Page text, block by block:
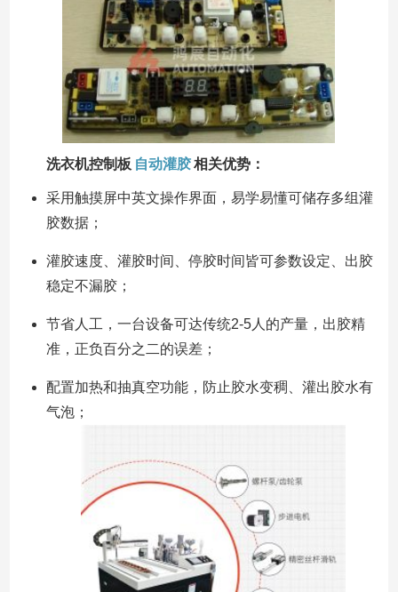
洗衣机控制板 自动灌胶相关优势：
采用触摸屏中英文操作界面，易学易懂可储存多组灌
胶数据；
灌胶速度、灌胶时间、停胶时间皆可参数设定、出胶
稳定不漏胶；
节省人工，一台设备可达传统2-5人的产量，出胶精
准，正负百分之二的误差；
配置加热和抽真空功能，防止胶水变稠、灌出胶水有
气泡；